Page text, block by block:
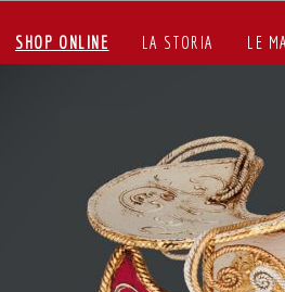
SHOP ONLINE LA STORIA LE